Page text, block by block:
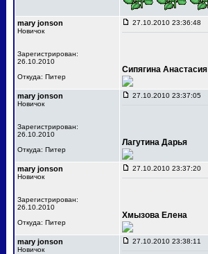
mary jonson
Новичок
Зарегистрирован:
26.10.2010
Откуда: Питер
27.10.2010 23:36:48
Сипягина Анастасия
mary jonson
Новичок
Зарегистрирован:
26.10.2010
Откуда: Питер
27.10.2010 23:37:05
Лагутина Дарья
mary jonson
Новичок
Зарегистрирован:
26.10.2010
Откуда: Питер
27.10.2010 23:37:20
Хмызова Елена
mary jonson
Новичок
27.10.2010 23:38:11